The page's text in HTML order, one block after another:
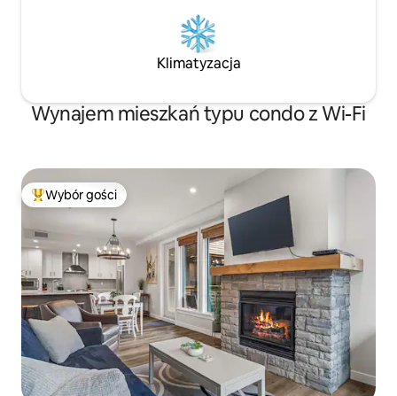
Klimatyzacja
Wynajem mieszkań typu condo z Wi-Fi
Najpopularniejsze z kategorii Wybór gości
Wybór gości